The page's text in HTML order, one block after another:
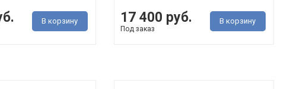
В корзину 17 400 руб.
Под заказ
В корзину